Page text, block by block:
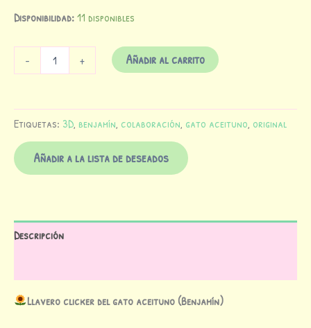
Disponibilidad:11 disponibles
- + Añadir al carrito
Etiquetas: 3D, benjamín, colaboración, gato aceituno, original
Añadir a la lista de deseados
Descripción
Llavero clicker del gato aceituno (Benjamín)